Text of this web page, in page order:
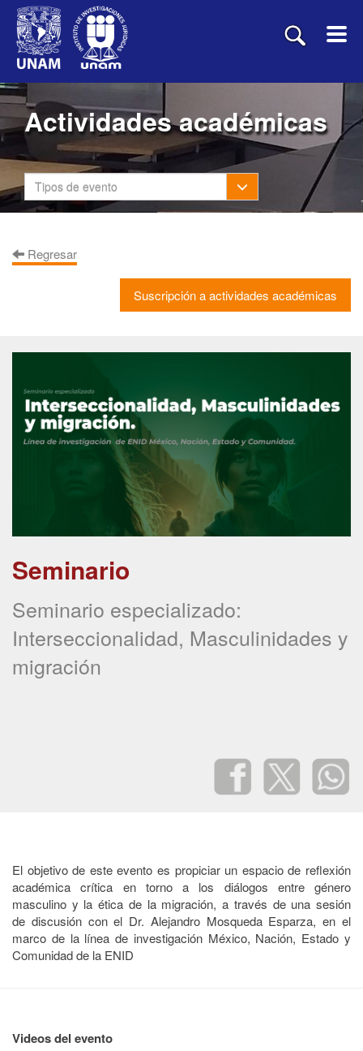
Actividades académicas
Tipos de evento Toggle Dropdown
Regresar
Suscripción a actividades académicas
Seminario
Seminario especializado:
Interseccionalidad, Masculinidades y
migración
El objetivo de este evento es propiciar un espacio de reflexión
académica crítica en torno a los diálogos entre género
masculino y la ética de la migración, a través de una sesión
de discusión con el Dr. Alejandro Mosqueda Esparza, en el
marco de la línea de investigación México, Nación, Estado y
Comunidad de la ENID
Videos del evento